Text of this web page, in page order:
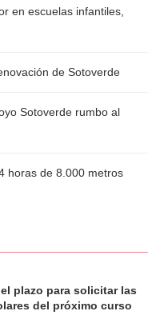
en escuelas infantiles,
de Sotoverde
Sotoverde rumbo al
horas de 8.000 metros
plazo para solicitar las
del próximo curso